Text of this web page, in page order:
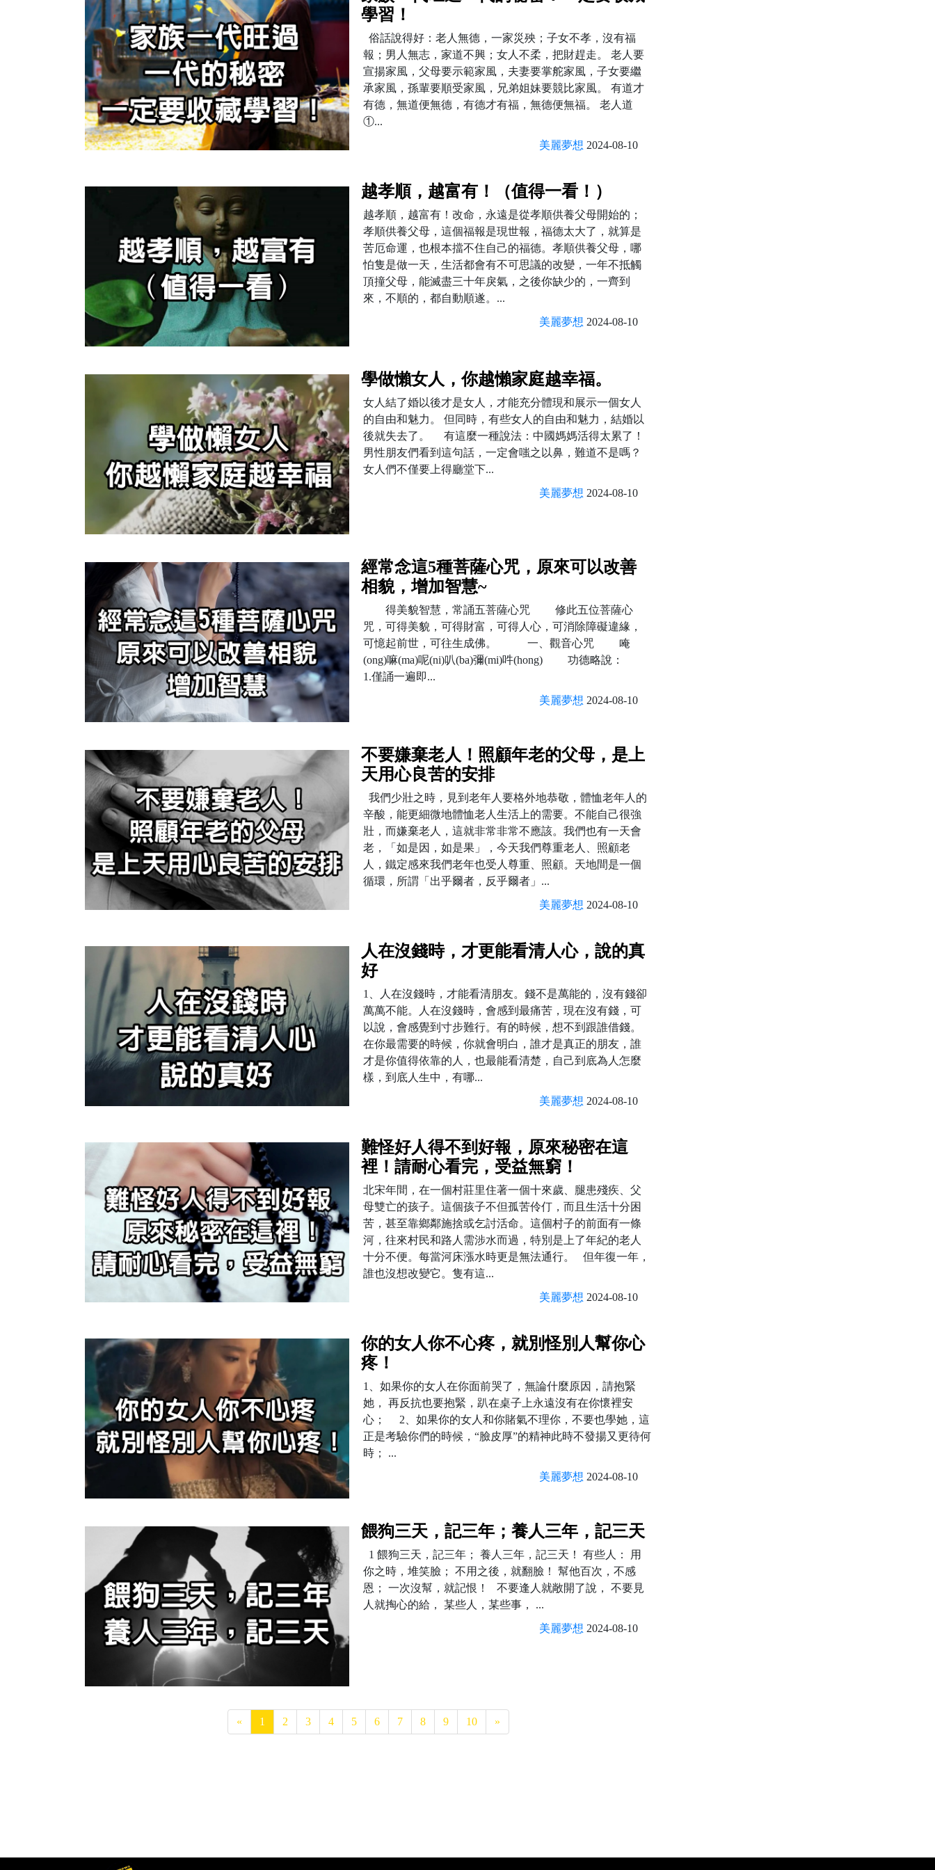
學習！
俗話說得好：老人無德，一家災殃；子女不孝，沒有福
報；男人無志，家道不興；女人不柔，把財趕走。 老人要
宣揚家風，父母要示範家風，夫妻要掌舵家風，子女要繼
承家風，孫輩要順受家風，兄弟姐妹要競比家風。 有道才
有德，無道便無德，有德才有福，無德便無福。 老人道
①...
美麗夢想 2024-08-10
越孝順，越富有！（值得一看！）
越孝順，越富有！改命，永遠是從孝順供養父母開始的；
孝順供養父母，這個福報是現世報，福德太大了，就算是
苦厄命運，也根本擋不住自己的福德。孝順供養父母，哪
怕隻是做一天，生活都會有不可思議的改變，一年不抵觸
頂撞父母，能滅盡三十年戾氣，之後你缺少的，一齊到
來，不順的，都自動順遂。...
美麗夢想 2024-08-10
學做懶女人，你越懶家庭越幸福。
女人結了婚以後才是女人，才能充分體現和展示一個女人
的自由和魅力。 但同時，有些女人的自由和魅力，結婚以
後就失去了。 有這麼一種說法：中國媽媽活得太累了！
男性朋友們看到這句話，一定會嗤之以鼻，難道不是嗎？
女人們不僅要上得廳堂下...
美麗夢想 2024-08-10
經常念這5種菩薩心咒，原來可以改善
相貌，增加智慧~
得美貌智慧，常誦五菩薩心咒 修此五位菩薩心
咒，可得美貌，可得財富，可得人心，可消除障礙違緣，
可憶起前世，可往生成佛。 一、觀音心咒 唵
(ong)嘛(ma)呢(ni)叭(ba)彌(mi)吽(hong) 功德略說：
1.僅誦一遍即...
美麗夢想 2024-08-10
不要嫌棄老人！照顧年老的父母，是上
天用心良苦的安排
我們少壯之時，見到老年人要格外地恭敬，體恤老年人的
辛酸，能更細微地體恤老人生活上的需要。不能自己很強
壯，而嫌棄老人，這就非常非常不應該。我們也有一天會
老，「如是因，如是果」，今天我們尊重老人、照顧老
人，鐵定感來我們老年也受人尊重、照顧。天地間是一個
循環，所謂「出乎爾者，反乎爾者」...
美麗夢想 2024-08-10
人在沒錢時，才更能看清人心，說的真
好
1、人在沒錢時，才能看清朋友。錢不是萬能的，沒有錢卻
萬萬不能。人在沒錢時，會感到最痛苦，現在沒有錢，可
以說，會感覺到寸步難行。有的時候，想不到跟誰借錢。
在你最需要的時候，你就會明白，誰才是真正的朋友，誰
才是你值得依靠的人，也最能看清楚，自己到底為人怎麼
樣，到底人生中，有哪...
美麗夢想 2024-08-10
難怪好人得不到好報，原來秘密在這
裡！請耐心看完，受益無窮！
北宋年間，在一個村莊里住著一個十來歲、腿患殘疾、父
母雙亡的孩子。這個孩子不但孤苦伶仃，而且生活十分困
苦，甚至靠鄉鄰施捨或乞討活命。這個村子的前面有一條
河，往來村民和路人需涉水而過，特別是上了年紀的老人
十分不便。每當河床漲水時更是無法通行。 但年復一年，
誰也沒想改變它。隻有這...
美麗夢想 2024-08-10
你的女人你不心疼，就別怪別人幫你心
疼！
1、如果你的女人在你面前哭了，無論什麼原因，請抱緊
她， 再反抗也要抱緊，趴在桌子上永遠沒有在你懷裡安
心； 2、如果你的女人和你賭氣不理你，不要也學她，這
正是考驗你們的時候，“臉皮厚”的精神此時不發揚又更待何
時； ...
美麗夢想 2024-08-10
餵狗三天，記三年；養人三年，記三天
1 餵狗三天，記三年； 養人三年，記三天！ 有些人： 用
你之時，堆笑臉； 不用之後，就翻臉！ 幫他百次，不感
恩； 一次沒幫，就記恨！ 不要逢人就敞開了說， 不要見
人就掏心的給， 某些人，某些事， ...
美麗夢想 2024-08-10
« 1 2 3 4 5 6 7 8 9 10 »